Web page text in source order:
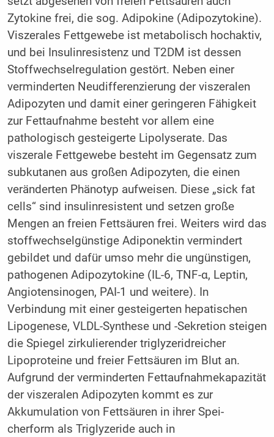
Zytokine frei, die sog. Adipokine (Adipozytokine).
Viszerales Fettgewebe ist metabolisch hochaktiv,
und bei Insulinresistenz und T2DM ist dessen
Stoffwechselregulation gestört. Neben einer
verminderten Neudifferenzierung der viszeralen
Adipozyten und damit einer geringeren Fähigkeit
zur Fettaufnahme besteht vor allem eine
pathologisch gesteigerte Lipolyserate. Das
viszerale Fettgewebe besteht im Gegensatz zum
subkutanen aus großen Adipozyten, die einen
veränderten Phänotyp aufweisen. Diese „sick fat
cells“ sind insulinresistent und setzen große
Mengen an freien Fettsäuren frei. Weiters wird das
stoffwechselgünstige Adiponektin vermindert
gebildet und dafür umso mehr die ungünstigen,
pathogenen Adipozytokine (IL-6, TNF-α, Leptin,
Angiotensinogen, PAI-1 und weitere). In
Verbindung mit einer gesteigerten hepatischen
Lipogenese, VLDL-Synthese und -Sekretion steigen
die Spiegel zirkulierender triglyzeridreicher
Lipoproteine und freier Fettsäuren im Blut an.
Aufgrund der verminderten Fettaufnahmekapazität
der viszeralen Adipozyten kommt es zur
Akkumulation von Fettsäuren in ihrer Spei­
cherform als Triglyzeride auch in